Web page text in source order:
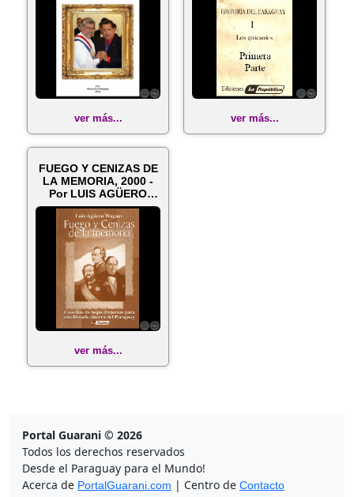
ver más... ver más...
FUEGO Y CENIZAS DE
LA MEMORIA, 2000 -
Por LUIS AGÜERO
WAGNER
ver más...
Portal Guarani © 2026
Todos los derechos reservados
Desde el Paraguay para el Mundo!
Acerca de PortalGuarani.com | Centro de Contacto